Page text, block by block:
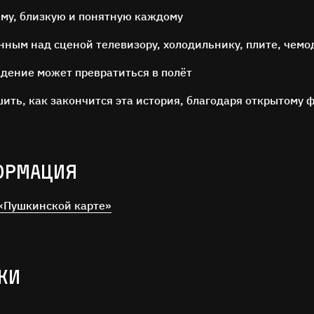
близкую и понятную каждому
над сценой телевизору, холодильнику, плите,
может превратиться в полёт
как закончится эта история, благодаря открытому
карте»